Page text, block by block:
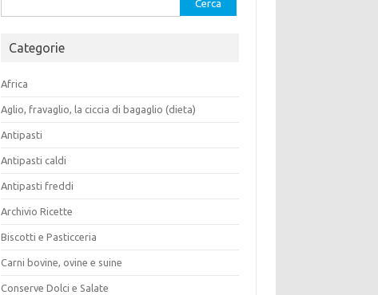
per:
Categorie
Africa
Aglio, fravaglio, la ciccia di bagaglio (dieta)
Antipasti
Antipasti caldi
Antipasti freddi
Archivio Ricette
Biscotti e Pasticceria
Carni bovine, ovine e suine
Conserve Dolci e Salate